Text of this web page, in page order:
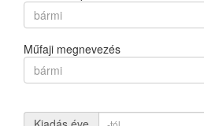
bármi
Műfaji megnevezés
bármi